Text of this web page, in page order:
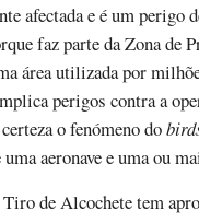
afectada e é um perigo
faz parte da Zona de
área utilizada por
perigos contra a
o fenómeno do
aeronave e uma ou
de Alcochete tem